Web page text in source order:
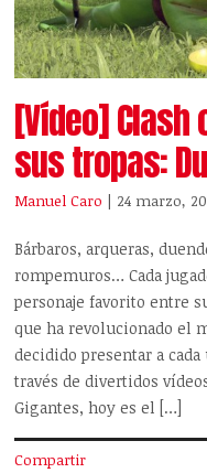
[Vídeo] Clash
sus tropas:
Manuel Caro | 24 marzo,
Bárbaros, arqueras,
rompemuros… Cada
personaje favorito entre
que ha revolucionado el
decidido presentar a
través de divertidos
Gigantes, hoy es el […]
Compartir